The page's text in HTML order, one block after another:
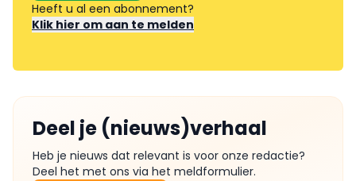
Heeft u al een abonnement?
Klik hier om aan te melden
Deel je (nieuws)verhaal
Heb je nieuws dat relevant is voor onze redactie?
Deel het met ons via het meldformulier.